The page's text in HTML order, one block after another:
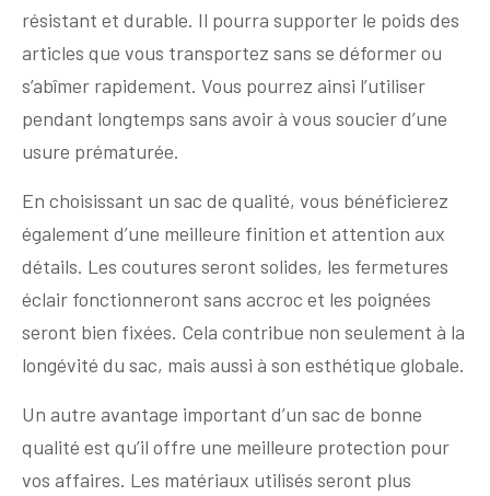
résistant et durable. Il pourra supporter le poids des
articles que vous transportez sans se déformer ou
s’abîmer rapidement. Vous pourrez ainsi l’utiliser
pendant longtemps sans avoir à vous soucier d’une
usure prématurée.
En choisissant un sac de qualité, vous bénéficierez
également d’une meilleure finition et attention aux
détails. Les coutures seront solides, les fermetures
éclair fonctionneront sans accroc et les poignées
seront bien fixées. Cela contribue non seulement à la
longévité du sac, mais aussi à son esthétique globale.
Un autre avantage important d’un sac de bonne
qualité est qu’il offre une meilleure protection pour
vos affaires. Les matériaux utilisés seront plus